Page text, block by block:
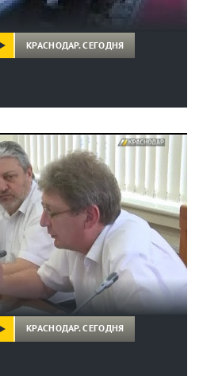
КРАСНОДАР. СЕГОДНЯ
КРАСНОДАР. СЕГОДНЯ